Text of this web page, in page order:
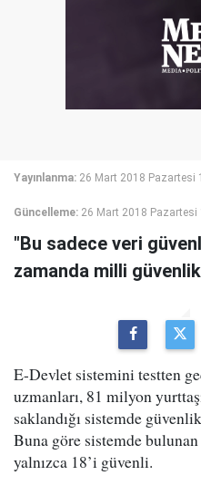
Yayınlanma: 26 Mart 2018 Pazartesi
Güncelleme: 26 Mart 2018 Pazartesi
"Bu sadece veri
zamanda milli
E-Devlet sistemini testten
uzmanları, 81 milyon
saklandığı sistemde
Buna göre sistemde bulunan
yalnızca 18’i güvenli.